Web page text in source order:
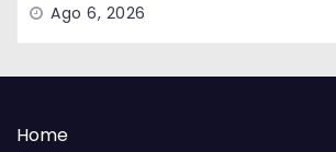
Ago 6, 2026
Home